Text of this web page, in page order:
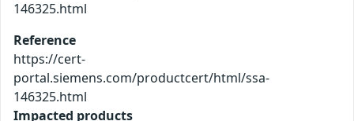
146325.html
Reference
https://cert-
portal.siemens.com/productcert/html/ssa-
146325.html
Impacted products